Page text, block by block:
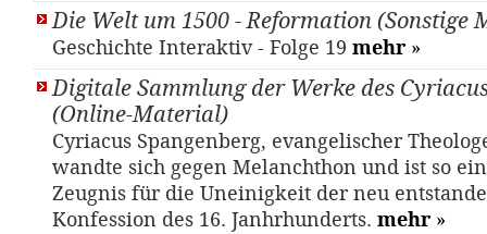
Die Welt um 1500 - Reformation (Sonstige
Geschichte Interaktiv - Folge 19 mehr »
Digitale Sammlung der Werke des
(Online-Material)
Cyriacus Spangenberg, evangelischer
wandte sich gegen Melanchthon und ist so
Zeugnis für die Uneinigkeit der neu
Konfession des 16. Janhrhunderts. mehr »